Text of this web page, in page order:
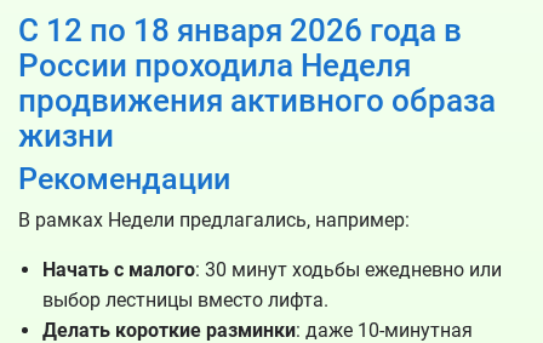
С 12 по 18 января 2026 года в
России проходила Неделя
продвижения активного образа
жизни
Рекомендации
В рамках Недели предлагались, например:
Начать с малого: 30 минут ходьбы ежедневно или
выбор лестницы вместо лифта.
Делать короткие разминки: даже 10-минутная